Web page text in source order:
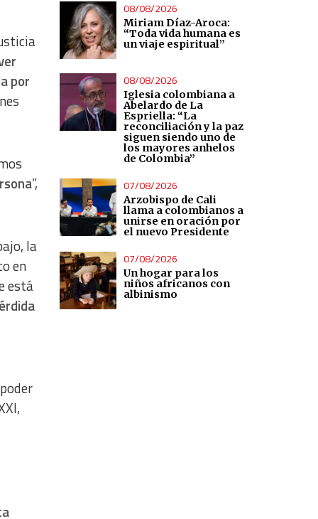
por
”,
la
en
está
08/08/2026
Miriam Díaz-Aroca:
“Toda vida humana es
un viaje espiritual”
08/08/2026
Iglesia colombiana a
Abelardo de La
Espriella: “La
reconciliación y la paz
siguen siendo uno de
los mayores anhelos
de Colombia”
07/08/2026
Arzobispo de Cali
llama a colombianos a
unirse en oración por
el nuevo Presidente
07/08/2026
Un hogar para los
niños africanos con
albinismo